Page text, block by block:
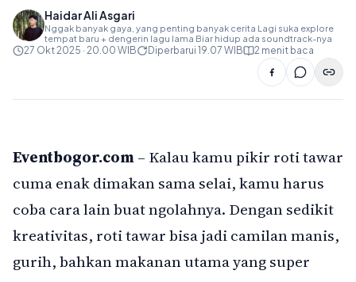
Haidar Ali Asgari
Nggak banyak gaya, yang penting banyak cerita Lagi suka explore
tempat baru + dengerin lagu lama Biar hidup ada soundtrack-nya
27 Okt 2025 · 20.00 WIB Diperbarui 19.07 WIB 2 menit baca
Eventbogor.com– Kalau kamu pikir roti tawar
cuma enak dimakan sama selai, kamu harus
coba cara lain buat ngolahnya. Dengan sedikit
kreativitas, roti tawar bisa jadi camilan manis,
gurih, bahkan makanan utama yang super